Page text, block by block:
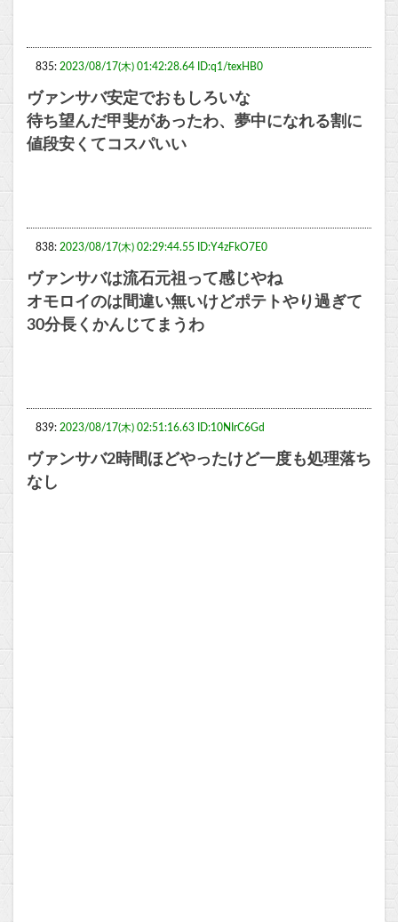
835: 2023/08/17(木) 01:42:28.64 ID:q1/texHB0
ヴァンサバ安定でおもしろいな
待ち望んだ甲斐があったわ、夢中になれる割に
値段安くてコスパいい
838: 2023/08/17(木) 02:29:44.55 ID:Y4zFkO7E0
ヴァンサバは流石元祖って感じやね
オモロイのは間違い無いけどポテトやり過ぎて
30分長くかんじてまうわ
839: 2023/08/17(木) 02:51:16.63 ID:10NIrC6Gd
ヴァンサバ2時間ほどやったけど一度も処理落ち
なし